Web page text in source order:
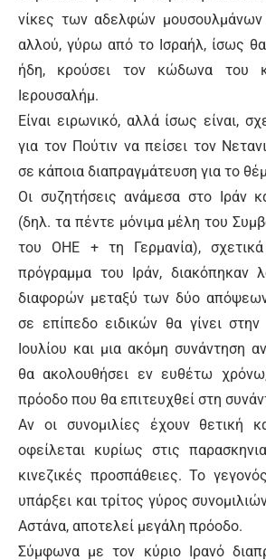
νίκες των αδελφών μουσουλμάνων
αλλού, γύρω από το Ισραήλ, ίσως
ήδη, κρούσει τον κώδωνα του
Ιερουσαλήμ.
Είναι ειρωνικό, αλλά ίσως είναι,
για τον Πούτιν να πείσει τον
σε κάποια διαπραγμάτευση για το
Οι συζητήσεις ανάμεσα στο Ιράν
(δηλ. τα πέντε μόνιμα μέλη του
του ΟΗΕ + τη Γερμανία),
πρόγραμμα του Ιράν, διακόπηκαν
διαφορών μεταξύ των δύο
σε επίπεδο ειδικών θα γίνει
Ιουλίου και μια ακόμη συνάντηση
θα ακολουθήσει εν ευθέτω
πρόοδο που θα επιτευχθεί στη
Αν οι συνομιλίες έχουν θετική
οφείλεται κυρίως στις
κινεζικές προσπάθειες. Το
υπάρξει και τρίτος γύρος
Αστάνα, αποτελεί μεγάλη πρόοδο.
Σύμφωνα με τον κύριο Ιρανό